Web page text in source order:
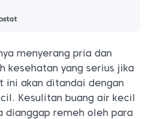
menyerang pria dan
kesehatan yang serius jika
ini akan ditandai dengan
Kesulitan buang air kecil
dianggap remeh oleh para